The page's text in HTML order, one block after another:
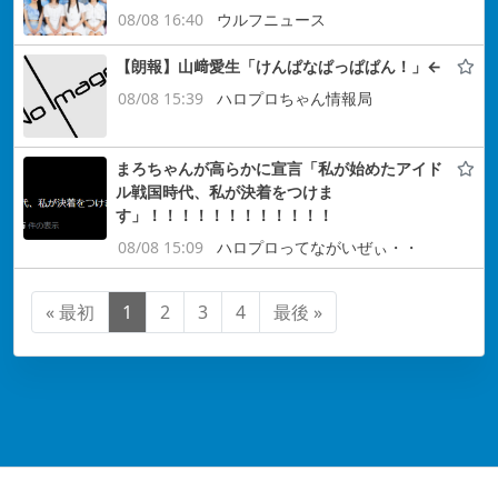
08/08 16:40
ウルフニュース
【朗報】山﨑愛生「けんぱなぱっぱぱん！」←
08/08 15:39
ハロプロちゃん情報局
まろちゃんが高らかに宣言「私が始めたアイド
ル戦国時代、私が決着をつけま
す」！！！！！！！！！！！！
08/08 15:09
ハロプロってながいぜぃ・・
« 最初 1 2 3 4 最後 »